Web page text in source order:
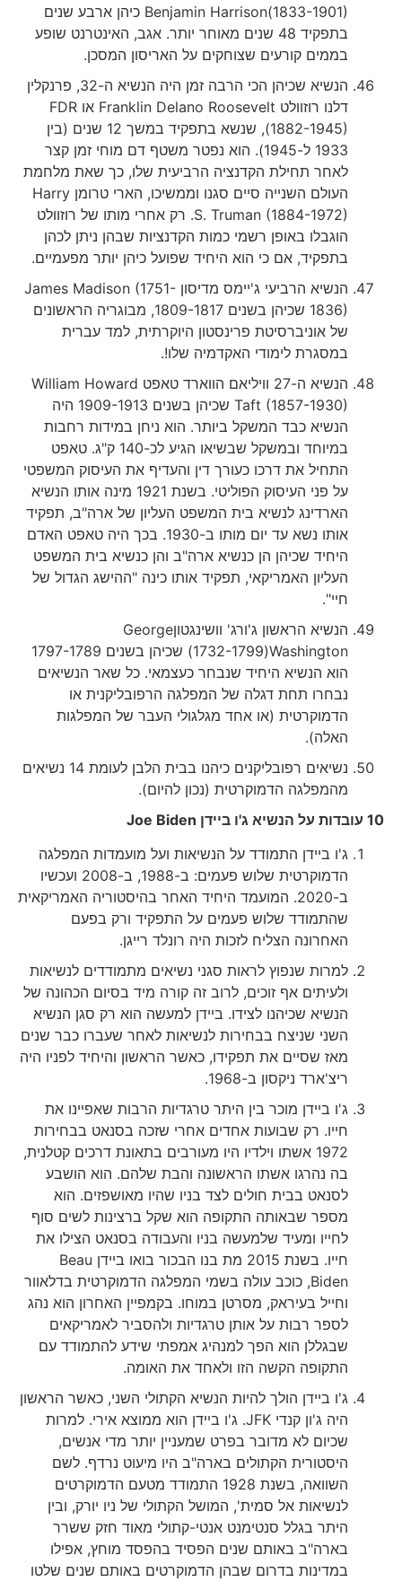
Benjamin Harrison(1833-1901) כיהן ארבע שנים
בתפקיד 48 שנים מאוחר יותר. אגב, האינטרנט שופע
בממים קורעים שצוחקים על האריסון המסכן.
הנשיא שכיהן הכי הרבה זמן היה הנשיא ה-32, פרנקלין
דלנו רוזוולט Franklin Delano Roosevelt או FDR
(1882-1945), שנשא בתפקיד במשך 12 שנים (בין
1933 ל-1945). הוא נפטר משטף דם מוחי זמן קצר
לאחר תחילת הקדנציה הרביעית שלו, כך שאת מלחמת
העולם השנייה סיים סגנו וממשיכו, הארי טרומן Harry
S. Truman (1884-1972). רק אחרי מותו של רוזוולט
הוגבלו באופן רשמי כמות הקדנציות שבהן ניתן לכהן
בתפקיד, אם כי הוא היחיד שפועל כיהן יותר מפעמיים.
הנשיא הרביעי ג'יימס מדיסון James Madison (1751-
1836) שכיהן בשנים 1809-1817, מבוגריה הראשונים
של אוניברסיטת פרינסטון היוקרתית, למד עברית
במסגרת לימודי האקדמיה שלו!.
הנשיא ה-27 וויליאם הווארד טאפט William Howard
Taft (1857-1930) שכיהן בשנים 1909-1913 היה
הנשיא כבד המשקל ביותר. הוא ניחן במידות רחבות
במיוחד ובמשקל שבשיאו הגיע לכ-140 ק"ג. טאפט
התחיל את דרכו כעורך דין והעדיף את העיסוק המשפטי
על פני העיסוק הפוליטי. בשנת 1921 מינה אותו הנשיא
הארדינג לנשיא בית המשפט העליון של ארה"ב, תפקיד
אותו נשא עד יום מותו ב-1930. בכך היה טאפט האדם
היחיד שכיהן הן כנשיא ארה"ב והן כנשיא בית המשפט
העליון האמריקאי, תפקיד אותו כינה "ההישג הגדול של
חיי".
הנשיא הראשון ג'ורג' וושינגטוןGeorge
Washington‏(1732-1799) שכיהן בשנים 1797-1789
הוא הנשיא היחיד שנבחר כעצמאי. כל שאר הנשיאים
נבחרו תחת דגלה של המפלגה הרפובליקנית או
הדמוקרטית (או אחד מגלגולי העבר של המפלגות
האלה).
נשיאים רפובליקנים כיהנו בבית הלבן לעומת 14 נשיאים
מהמפלגה הדמוקרטית (נכון להיום).
Joe Biden
ג'ו ביידן התמודד על הנשיאות ועל מועמדות המפלגה
הדמוקרטית שלוש פעמים: ב-1988, ב-2008 ועכשיו
ב-2020. המועמד היחיד האחר בהיסטוריה האמריקאית
שהתמודד שלוש פעמים על התפקיד ורק בפעם
האחרונה הצליח לזכות היה רונלד רייגן.
למרות שנפוץ לראות סגני נשיאים מתמודדים לנשיאות
ולעיתים אף זוכים, לרוב זה קורה מיד בסיום הכהונה של
הנשיא שכיהנו לצידו. ביידן למעשה הוא רק סגן הנשיא
השני שניצח בבחירות לנשיאות לאחר שעברו כבר שנים
מאז שסיים את תפקידו, כאשר הראשון והיחיד לפניו היה
ריצ'ארד ניקסון ב-1968.
ג'ו ביידן מוכר בין היתר טרגדיות הרבות שאפיינו את
חייו. רק שבועות אחדים אחרי שזכה בסנאט בבחירות
1972 אשתו וילדיו היו מעורבים בתאונת דרכים קטלנית,
בה נהרגו אשתו הראשונה והבת שלהם. הוא הושבע
לסנאט בבית חולים לצד בניו שהיו מאושפזים. הוא
מספר שבאותה התקופה הוא שקל ברצינות לשים סוף
לחייו ומעיד שלמעשה בניו והעבודה בסנאט הצילו את
חייו. בשנת 2015 מת בנו הבכור בואו ביידן Beau
Biden, כוכב עולה בשמי המפלגה הדמוקרטית בדלאוור
וחייל בעיראק, מסרטן במוחו. בקמפיין האחרון הוא נהג
לספר רבות על אותן טרגדיות ולהסביר לאמריקאים
שבגללן הוא הפך למנהיג אמפתי שידע להתמודד עם
התקופה הקשה הזו ולאחד את האומה.
ג'ו ביידן הולך להיות הנשיא הקתולי השני, כאשר הראשון
היה ג'ון קנדי JFK. ג'ו ביידן הוא ממוצא אירי. למרות
שכיום לא מדובר בפרט שמעניין יותר מדי אנשים,
היסטורית הקתולים בארה"ב היו מיעוט נרדף. לשם
השוואה, בשנת 1928 התמודד מטעם הדמוקרטים
לנשיאות אל סמית', המושל הקתולי של ניו יורק, ובין
היתר בגלל סנטימנט אנטי-קתולי מאוד חזק ששרר
בארה"ב באותם שנים הפסיד בהפסד מוחץ, אפילו
במדינות בדרום שבהן הדמוקרטים באותם שנים שלטו